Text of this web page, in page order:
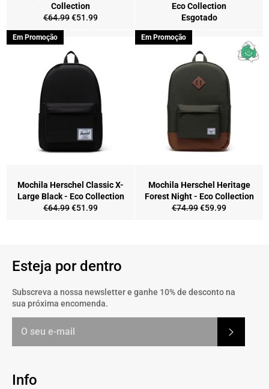
Collection
Preço
normal
€64.99Preço
€51.99
Eco Collection
Esgotado
Mochila Herschel Classic X-
Large Black - Eco Collection
Preço
€64.99Preço
€51.99
Em Promoção
Mochila Herschel Heritage
Forest Night - Eco Collection
Preço
€74.99Preço
€59.99
Em Promoção
Esteja por dentro
Subscreva a nossa newsletter e ganhe 10% de desconto na
sua próxima encomenda.
Info